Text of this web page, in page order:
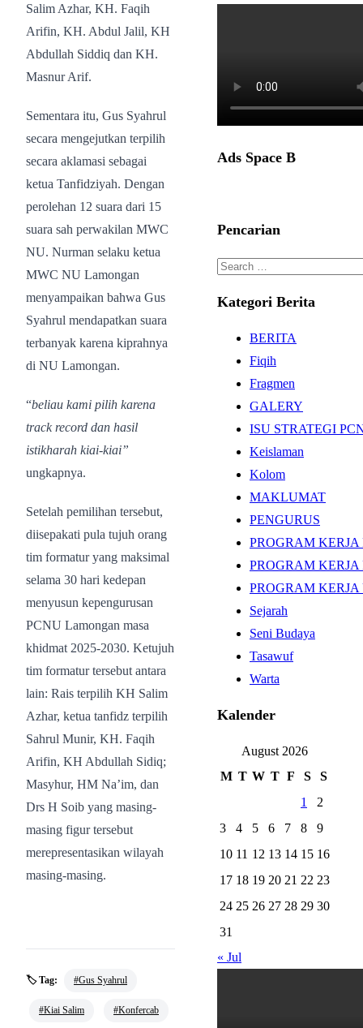
Salim Azhar, KH. Faqih
Arifin, KH. Abdul Jalil, KH
Abdullah Siddiq dan KH.
Masnur Arif.
Sementara itu, Gus Syahrul
secara mengejutkan terpilih
secara aklamasi sebagai
ketua Tanfidziyah. Dengan
perolehan 12 suara dari 15
suara sah perwakilan MWC
NU. Nurman selaku ketua
MWC NU Lamongan
menyampaikan bahwa Gus
Syahrul mendapatkan suara
terbanyak karena kiprahnya
di NU Lamongan.
“beliau kami pilih karena
track record dan hasil
istikharah kiai-kiai”
ungkapnya.
Setelah pemilihan tersebut,
diisepakati pula tujuh orang
tim formatur yang maksimal
selama 30 hari kedepan
menyusun kepengurusan
PCNU Lamongan masa
khidmat 2025-2030. Ketujuh
tim formatur tersebut antara
lain: Rais terpilih KH Salim
Azhar, ketua tanfidz terpilih
Sahrul Munir, KH. Faqih
Arifin, KH Abdullah Sidiq;
Masyhur, HM Na’im, dan
Drs H Soib yang masing-
masing figur tersebut
merepresentasikan wilayah
masing-masing.
🏷️ Tag: #Gus Syahrul
#Kiai Salim #Konfercab
Ads Space B
Pencarian
Search
Kategori Berita
BERITA
Fiqih
Fragmen
GALERY
ISU STRATEGI
Keislaman
Kolom
MAKLUMAT
PENGURUS
PROGRAM
PROGRAM KERJA
PROGRAM
Sejarah
Seni Budaya
Tasawuf
Warta
Kalender
August 2026
M T W T F S
S
1
2
3
4 5 6 7 8
9
10 11 12 13 14 15 16
17 18 19 20 21 22 23
24 25 26 27 28 29 30
31
« Jul